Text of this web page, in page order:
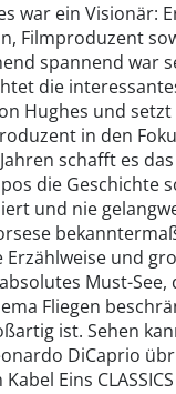
war ein Visionär:
Filmproduzent
spannend war
die
Hughes und
in den
schafft es
die Geschichte
und nie
und
Must-See,
Fliegen
ist. Sehen
DiCaprio
Eins